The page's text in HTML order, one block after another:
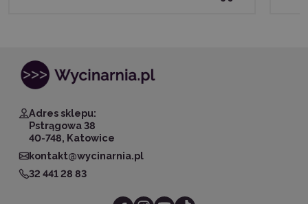
Adres sklepu:
Pstrągowa 38
40-748, Katowice
kontakt@wycinarnia.pl
32 441 28 83